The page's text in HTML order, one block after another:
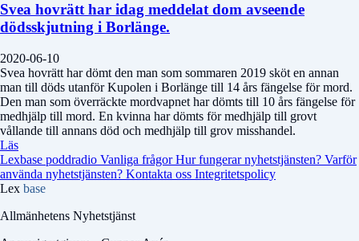
Svea hovrätt har idag meddelat dom avseende
dödsskjutning i Borlänge.
2020-06-10
Svea hovrätt har dömt den man som sommaren 2019 sköt en annan
man till döds utanför Kupolen i Borlänge till 14 års fängelse för mord.
Den man som överräckte mordvapnet har dömts till 10 års fängelse för
medhjälp till mord. En kvinna har dömts för medhjälp till grovt
vållande till annans död och medhjälp till grov misshandel.
Läs
Lexbase poddradio Vanliga frågorHur fungerar nyhetstjänsten? Varför
använda nyhetstjänsten? Kontakta oss Integritetspolicy
Lex base
Allmänhetens Nyhetstjänst